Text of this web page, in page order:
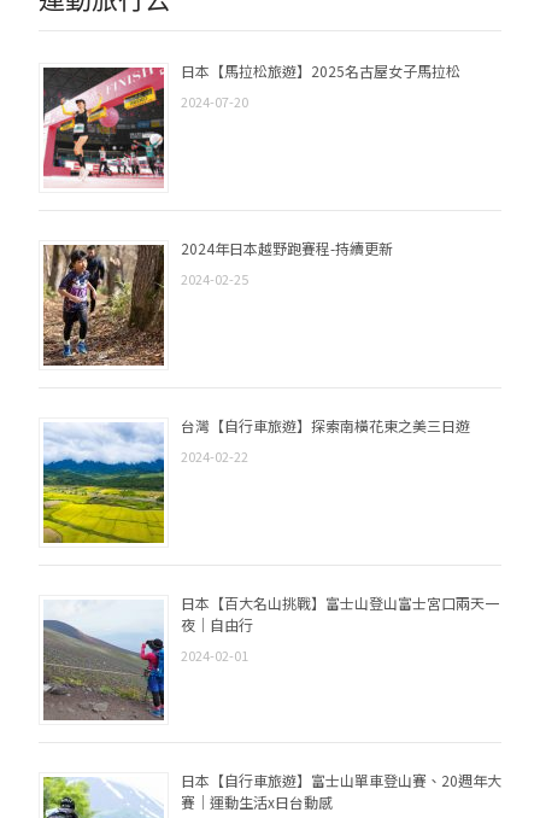
日本【馬拉松旅遊】2025名古屋女子馬拉松
2024-07-20
2024年日本越野跑賽程-持續更新
2024-02-25
台灣【自行車旅遊】探索南橫花東之美三日遊
2024-02-22
日本【百大名山挑戰】富士山登山富士宮口兩天一
夜｜自由行
2024-02-01
日本【自行車旅遊】富士山單車登山賽、20週年大
賽｜運動生活x日台動感